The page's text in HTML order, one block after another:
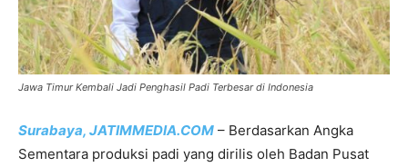
Jawa Timur Kembali Jadi Penghasil Padi Terbesar di Indonesia
Surabaya, JATIMMEDIA.COM – Berdasarkan Angka
Sementara produksi padi yang dirilis oleh Badan Pusat